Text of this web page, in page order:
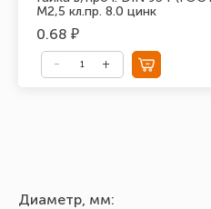
М2,5 кл.пр. 8.0 цинк
0.68 ₽
Диаметр, мм: